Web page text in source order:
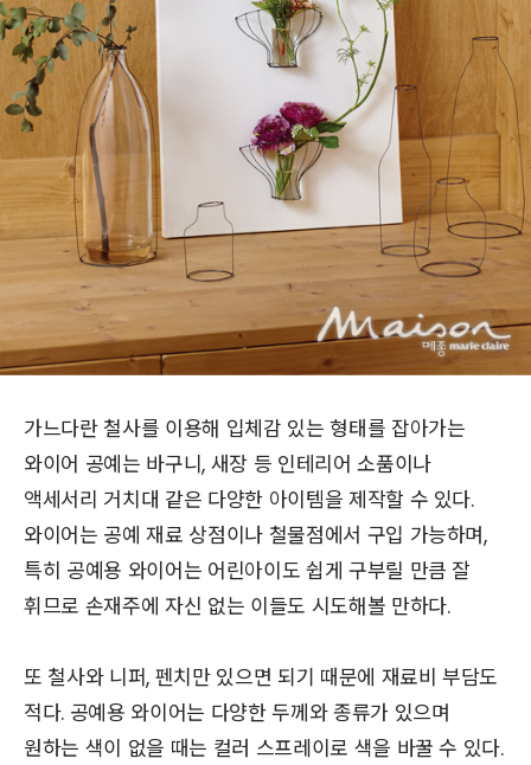
가느다란 철사를 이용해 입체감 있는 형태를 잡아가는
와이어 공예는 바구니, 새장 등 인테리어 소품이나
액세서리 거치대 같은 다양한 아이템을 제작할 수 있다.
와이어는 공예 재료 상점이나 철물점에서 구입 가능하며,
특히 공예용 와이어는 어린아이도 쉽게 구부릴 만큼 잘
휘므로 손재주에 자신 없는 이들도 시도해볼 만하다.
또 철사와 니퍼, 펜치만 있으면 되기 때문에 재료비 부담도
적다. 공예용 와이어는 다양한 두께와 종류가 있으며
원하는 색이 없을 때는 컬러 스프레이로 색을 바꿀 수 있다.